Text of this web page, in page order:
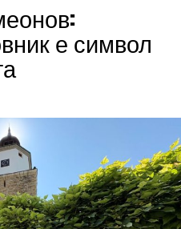
– този архитектурен
ни строителство и
на Дряново, носи
където документът бе
бъдеще, подчерта
е символ